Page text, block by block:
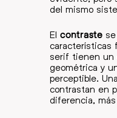
del mismo
Elcontraste
características
serif tienen un
geométrica y
perceptible.
contrastan en
diferencia,